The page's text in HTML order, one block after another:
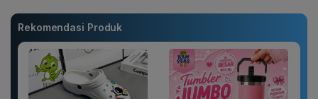
Rekomendasi Produk